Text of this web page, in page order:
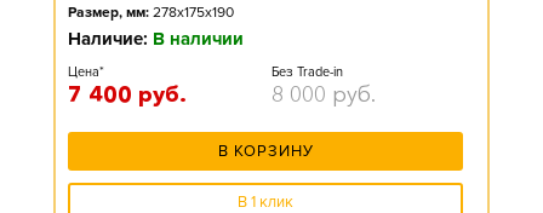
Размер, мм: 278x175x190
Наличие: В наличии
Цена*
7 400 руб.
Без Trade-in
8 000 руб.
В КОРЗИНУ
В 1 клик